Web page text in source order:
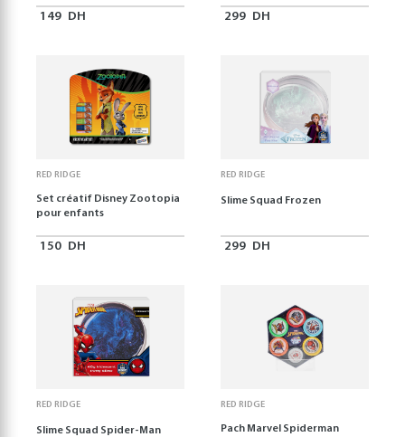
149 DH 299 DH
RED RIDGE
Set créatif Disney Zootopia
pour enfants
150 DH
RED RIDGE
Slime Squad Frozen
299 DH
RED RIDGE
Slime Squad Spider-Man
RED RIDGE
Pach Marvel Spiderman